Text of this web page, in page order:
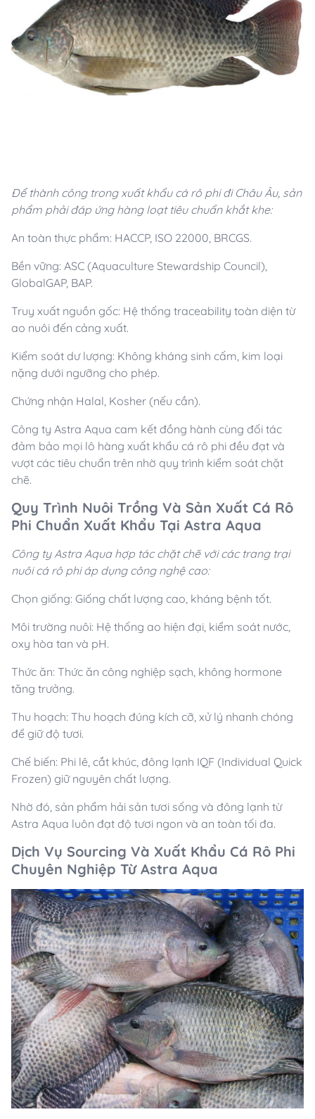
Để thành công trong xuất khẩu cá rô phi đi Châu Âu, sản
phẩm phải đáp ứng hàng loạt tiêu chuẩn khắt khe:
An toàn thực phẩm: HACCP, ISO 22000, BRCGS.
Bền vững: ASC (Aquaculture Stewardship Council),
GlobalGAP, BAP.
Truy xuất nguồn gốc: Hệ thống traceability toàn diện từ
ao nuôi đến cảng xuất.
Kiểm soát dư lượng: Không kháng sinh cấm, kim loại
nặng dưới ngưỡng cho phép.
Chứng nhận Halal, Kosher (nếu cần).
Công ty Astra Aqua cam kết đồng hành cùng đối tác
đảm bảo mọi lô hàng xuất khẩu cá rô phi đều đạt và
vượt các tiêu chuẩn trên nhờ quy trình kiểm soát chặt
chẽ.
Quy Trình Nuôi Trồng Và Sản Xuất Cá Rô
Phi Chuẩn Xuất Khẩu Tại Astra Aqua
Công ty Astra Aqua hợp tác chặt chẽ với các trang trại
nuôi cá rô phi áp dụng công nghệ cao:
Chọn giống: Giống chất lượng cao, kháng bệnh tốt.
Môi trường nuôi: Hệ thống ao hiện đại, kiểm soát nước,
oxy hòa tan và pH.
Thức ăn: Thức ăn công nghiệp sạch, không hormone
tăng trưởng.
Thu hoạch: Thu hoạch đúng kích cỡ, xử lý nhanh chóng
để giữ độ tươi.
Chế biến: Phi lê, cắt khúc, đông lạnh IQF (Individual Quick
Frozen) giữ nguyên chất lượng.
Nhờ đó, sản phẩm hải sản tươi sống và đông lạnh từ
Astra Aqua luôn đạt độ tươi ngon và an toàn tối đa.
Dịch Vụ Sourcing Và Xuất Khẩu Cá Rô Phi
Chuyên Nghiệp Từ Astra Aqua